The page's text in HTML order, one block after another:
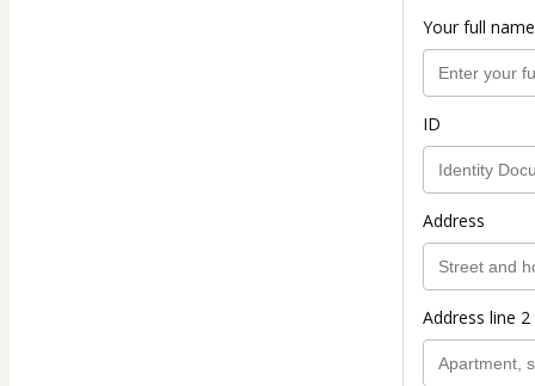
Your full name
ID
Address
Address line